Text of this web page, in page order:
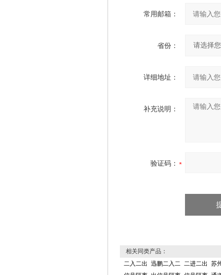
常用邮箱：
省份：
详细地址：
补充说明：
验证码：
相关同类产品：
二入二出 迅鹏二入二 二进二出 苏